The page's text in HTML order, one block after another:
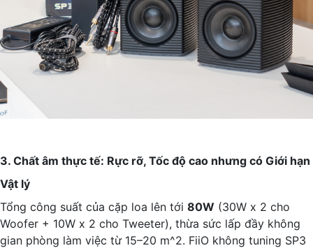
3. Chất âm thực tế: Rực rỡ, Tốc độ cao nhưng có Giới hạn
Vật lý
Tổng công suất của cặp loa lên tới 80W (30W x 2 cho
Woofer + 10W x 2 cho Tweeter), thừa sức lấp đầy không
gian phòng làm việc từ 15–20 m^2. FiiO không tuning SP3